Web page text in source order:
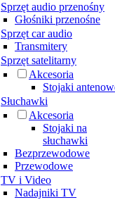
Sprzęt audio przenośny
Głośniki przenośne
Sprzęt car audio
Transmitery
Sprzęt satelitarny
Akcesoria
Stojaki
Słuchawki
Akcesoria
Stojaki na
słuchawki
Bezprzewodowe
Przewodowe
TV i Video
Nadajniki TV